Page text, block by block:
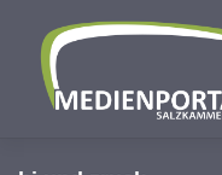
springen